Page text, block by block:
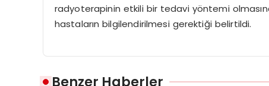
radyoterapinin etkili bir tedavi yöntemi
hastaların bilgilendirilmesi gerektiği belirtildi.
Benzer Haberler